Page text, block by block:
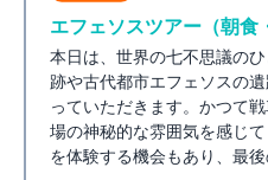
エフェソスツアー（朝食
本日は、世界の七不思議の
跡や古代都市エフェソスの
っていただきます。かつて
場の神秘的な雰囲気を感じ
を体験する機会もあり、最